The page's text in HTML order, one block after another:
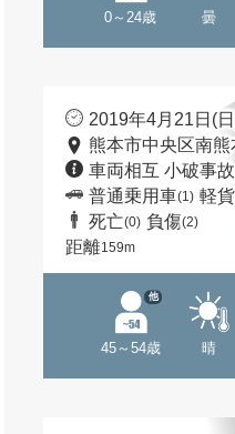
0～24歳 曇
2019年4月21日(
熊本市中央区南
車両相互 小破事故
普通乗用車(1) 軽
死亡(0) 負傷(2)
距離159m
45～54歳
他
晴